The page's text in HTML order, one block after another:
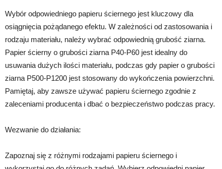
Wybór odpowiedniego papieru ściernego jest kluczowy dla
osiągnięcia pożądanego efektu. W zależności od zastosowania i
rodzaju materiału, należy wybrać odpowiednią grubość ziarna.
Papier ścierny o grubości ziarna P40-P60 jest idealny do
usuwania dużych ilości materiału, podczas gdy papier o grubości
ziarna P500-P1200 jest stosowany do wykończenia powierzchni.
Pamiętaj, aby zawsze używać papieru ściernego zgodnie z
zaleceniami producenta i dbać o bezpieczeństwo podczas pracy.
Wezwanie do działania:
Zapoznaj się z różnymi rodzajami papieru ściernego i